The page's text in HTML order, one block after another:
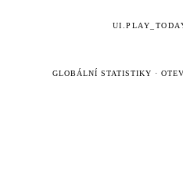
GLOBÁLNÍ STATISTIKY ·